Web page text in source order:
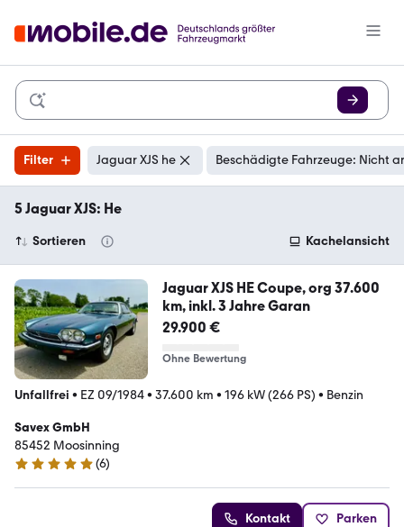
Filter Jaguar XJS he Beschädigte Fahrzeuge: Nicht
5 Jaguar XJS: He
Sortieren Kachelansicht
Jaguar XJS HE Coupe, org 37.600
km, inkl. 3 Jahre Garan
29.900 €
Ohne Bewertung
Unfallfrei • EZ 09/1984• 37.600 km • 196 kW (266 PS) • Benzin
Savex GmbH
85452 Moosinning
4.9 Sterne
(6)
Kontakt Parken